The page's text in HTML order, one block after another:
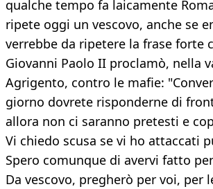
qualche tempo fa laicamente
ripete oggi un vescovo, anche se
verrebbe da ripetere la frase forte
Giovanni Paolo II proclamò, nella
Agrigento, contro le mafie:
giorno dovrete risponderne di
allora non ci saranno pretesti e
Vi chiedo scusa se vi ho attaccati
Spero comunque di avervi fatto
Da vescovo, pregherò per voi, per